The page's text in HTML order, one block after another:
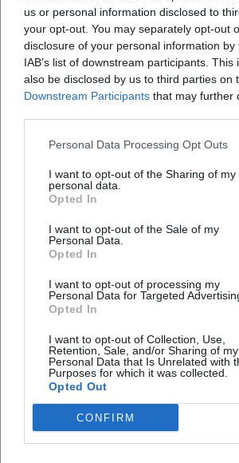
us or personal information disclosed to
your opt-out. You may separately opt-out
disclosure of your personal information
IAB’s list of downstream participants.
also be disclosed by us to third parties on
Downstream Participants that may further
Personal Data Processing Opt Outs
I want to opt-out of the Sharing of my
personal data.
Opted In
I want to opt-out of the Sale of my
Personal Data.
Opted In
I want to opt-out of processing my
Personal Data for Targeted
Opted In
I want to opt-out of Collection, Use,
Retention, Sale, and/or Sharing of my
Personal Data that Is Unrelated with
Purposes for which it was collected.
Opted Out
CONFIRM
mit schnellen Wegen in die
guten Anbindung für Auto, Bahn
([traunstein.de]
(https://www.traunstein.de/
salz-in-traunstein/schauplaetze-
theodor-sudhaus/
Parken am Karl-Theodor-Platz
Das stärkste Suchthema rund
Platz ist eindeutig das
Parksystem als P2 Zentrum/
ausgewiesen und verfügt über
Parkplatz ist ganztägig geöffnet
Stadt Traunstein
gut planbar: Montag bis Freitag
sowie Samstag von 9 bis 12 Uhr
0,10 Euro pro 10 Minuten.
Monatskarte für 52,50 Euro, was
für Pendlerinnen, Beschäftigte
Häufig gestellte Fragen
Wo kann ich am Karl-Theodor-Platz